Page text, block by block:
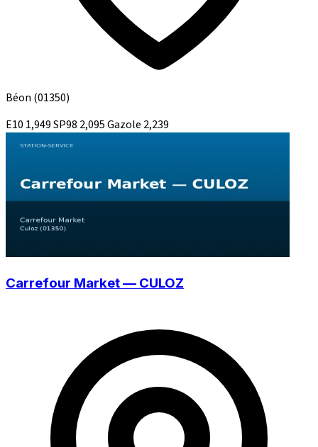
Béon (01350)
E10 1,949SP98 2,095Gazole 2,239
Carrefour Market — CULOZ